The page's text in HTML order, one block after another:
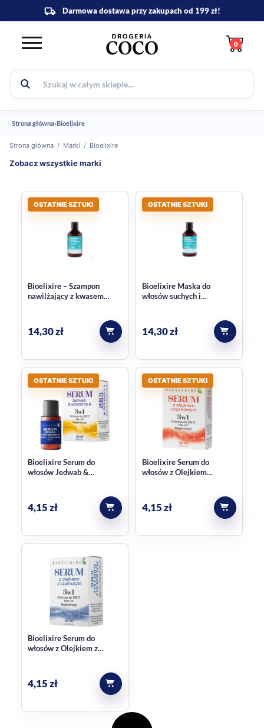
0
Strona główna›Bioelixire
Strona główna / Marki / Bioelixire
Zobacz wszystkie marki
OSTATNIE SZTUKI
Bioelixire – Szampon
nawilżający z kwasem
14,30zł
OSTATNIE SZTUKI
Bioelixire Maska do
włosów suchych i
14,30zł
OSTATNIE SZTUKI
Bioelixire Serum do
włosów Jedwab &
4,15zł
OSTATNIE SZTUKI
Bioelixire Serum do
włosów z Olejkiem
4,15zł
Bioelixire Serum do
włosów z Olejkiem z
4,15zł